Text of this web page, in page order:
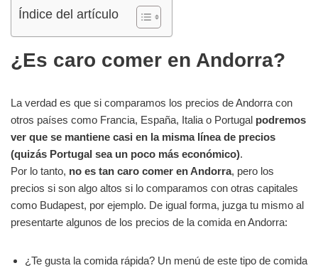
Índice del artículo
¿Es caro comer en Andorra?
La verdad es que si comparamos los precios de Andorra con
otros países como Francia, España, Italia o Portugal podremos
ver que se mantiene casi en la misma línea de precios
(quizás Portugal sea un poco más económico).
Por lo tanto, no es tan caro comer en Andorra, pero los
precios si son algo altos si lo comparamos con otras capitales
como Budapest, por ejemplo. De igual forma, juzga tu mismo al
presentarte algunos de los precios de la comida en Andorra:
¿Te gusta la comida rápida? Un menú de este tipo de comida